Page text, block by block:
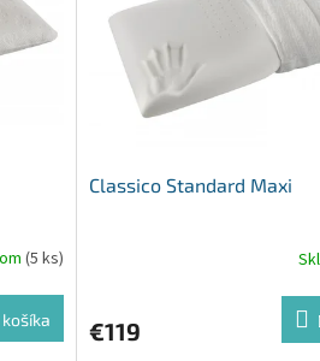
(5 ks)
košíka
Classico Standard Maxi
€119